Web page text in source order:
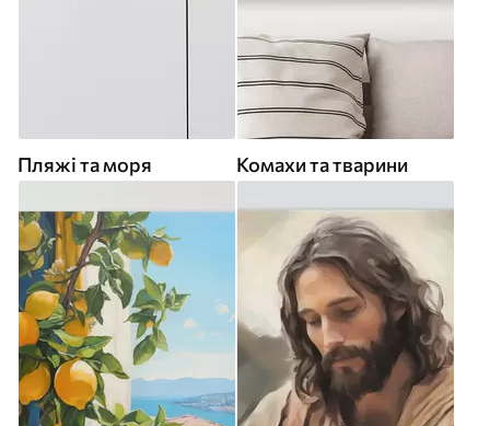
Пляжі та моря Комахи та тварини